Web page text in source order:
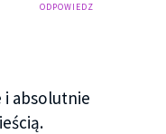
ODPOWIEDZ
i absolutnie